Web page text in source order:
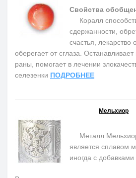
Свойства
Коралл
сдержанности,
счастья, лекарство
оберегает от сглаза.
раны, помогает в лечении
селезенки ПОДРОБНЕЕ
Мельхиор
Металл
является сплавом
иногда с